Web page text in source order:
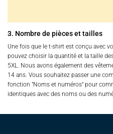
3. Nombre de pièces et tailles
Une fois que le t-shirt est conçu avec
pouvez choisir la quantité et la taille
5XL. Nous avons également des
14 ans. Vous souhaitez passer une
fonction "Noms et numéros" pour
identiques avec des noms ou des